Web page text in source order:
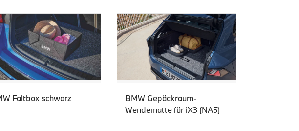
Faltbox schwarz
BMW Gepäckraum-
Wendematte für iX3 (NA5)